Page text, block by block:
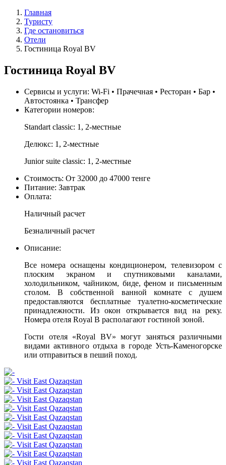
Главная
Туристу
Где остановиться
Отели
Гостиница Royal BV
Гостиница Royal BV
Сервисы и услуги: Wi-Fi • Прачечная • Ресторан • Бар •
Автостоянка • Трансфер
Категории номеров:
Standart classic: 1, 2-местные
Делюкс: 1, 2-местные
Junior suite classic: 1, 2-местные
Стоимость: От 32000 до 47000 тенге
Питание: Завтрак
Оплата:
Наличный расчет
Безналичный расчет
Описание:
Все номера оснащены кондиционером, телевизором с
плоским экраном и спутниковыми каналами,
холодильником, чайником, биде, феном и письменным
столом. В собственной ванной комнате с душем
предоставляются бесплатные туалетно-косметические
принадлежности. Из окон открывается вид на реку.
Номера отеля Royal B располагают гостиной зоной.
Гости отеля «Royal BV» могут заняться различными
видами активного отдыха в городе Усть-Каменогорске
или отправиться в пеший поход.